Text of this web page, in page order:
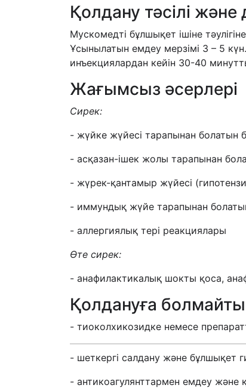
Қолдану тәсілі
Мускомедті бұлшықет ішіне
Ұсынылатын емдеу мерзімі 3 – 5
инъекциялардан кейін 30-40
Жағымсыз әсерлері
Сирек:
- жүйке жүйесі тарапынан
- асқазан-ішек жолы тарапынан
- жүрек-қантамыр жүйесі
- иммундық жүйе тарапынан
- аллергиялық тері реакциялары
Өте сирек:
- анафилактикалық шокты қоса,
Қолдануға
- тиоколхикозидке немесе
- шеткергі салдану және бұлшықет
- антикоагулянттармен емдеу және